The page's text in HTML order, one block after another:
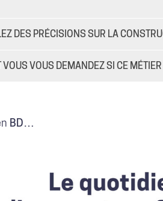
DES PRÉCISIONS SUR LA
VOUS VOUS DEMANDEZ SI CE
BD…